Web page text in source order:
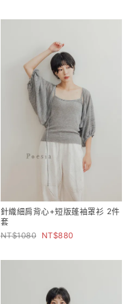
針織細肩背心+短版蓬袖罩衫 2件
套
1080
880